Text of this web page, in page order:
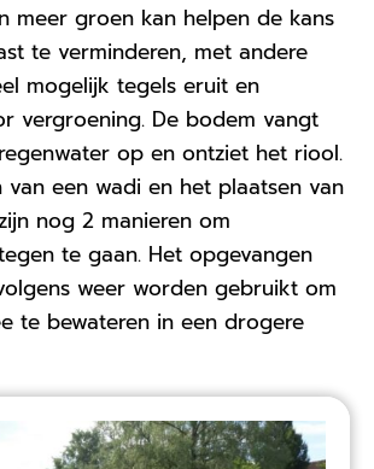
meer groen kan helpen de kans
te verminderen, met andere
mogelijk tegels eruit en
vergroening. De bodem vangt
op en ontziet het riool.
van een wadi en het plaatsen van
nog 2 manieren om
te gaan. Het opgevangen
weer worden gebruikt om
te bewateren in een drogere